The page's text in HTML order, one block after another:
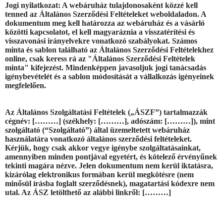
Jogi nyilatkozat: A webáruház tulajdonosaként közzé kell
tenned az Általános Szerződési Feltételeket weboldaladon. A
dokumentum meg kell határozza az webáruház és a vásárló
közötti kapcsolatot, el kell magyaráznia a visszatérítési és
visszavonási irányelvekre vonatkozó szabályokat. Számos
minta és sablon található az Általános Szerződési Feltételekhez
online, csak keress rá az "Általános Szerződési Feltételek
minta" kifejezést. Mindenképpen javasoljuk jogi tanácsadás
igénybevételét és a sablon módosítását a vállalkozás igényeinek
megfelelően.
Az Általános Szolgáltatási Feltételek („ÁSZF”) tartalmazzák
cégnév: [………] (székhely: [………], adószám: [………]), mint
szolgáltató (“Szolgáltató”) által üzemeltetett webáruház
használatára vonatkozó általános szerződési feltételeket.
Kérjük, hogy csak akkor vegye igénybe szolgáltatásainkat,
amennyiben minden pontjával egyetért, és kötelező érvényűnek
tekinti magára nézve. Jelen dokumentum nem kerül iktatásra,
kizárólag elektronikus formában kerül megkötésre (nem
minősül írásba foglalt szerződésnek), magatartási kódexre nem
utal. Az ÁSZ letölthető az alábbi linkről: [………]